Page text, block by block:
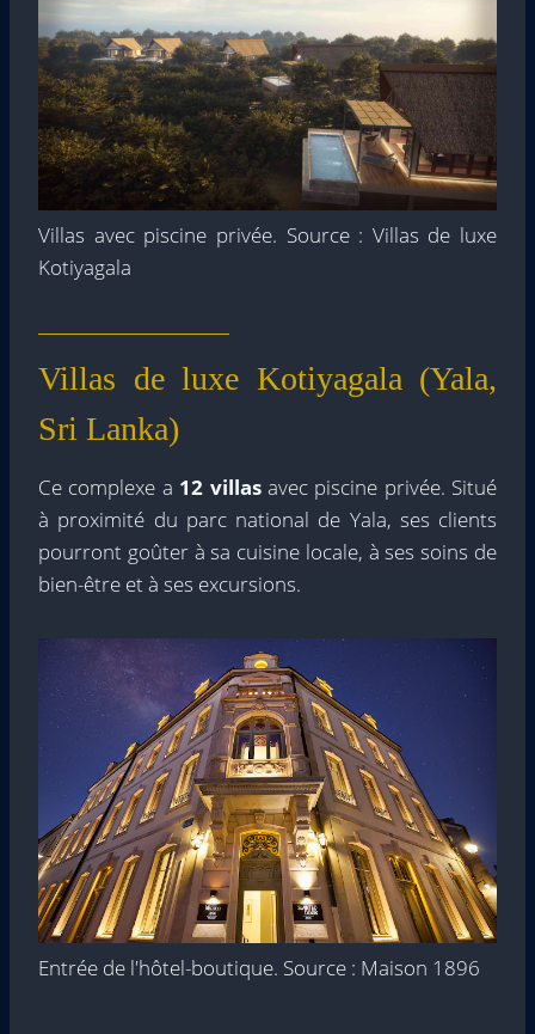
Villas avec piscine privée. Source : Villas de luxe
Kotiyagala
Villas de luxe Kotiyagala (Yala,
Sri Lanka)
Ce complexe a 12 villasavec piscine privée. Situé
à proximité du parc national de Yala, ses clients
pourront goûter à sa cuisine locale, à ses soins de
bien-être et à ses excursions.
Entrée de l'hôtel-boutique. Source : Maison 1896